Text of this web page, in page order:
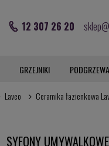
12 307 26 20
GRZEJNIKI
Laveo Ceramika łazienkowa
SYFONY